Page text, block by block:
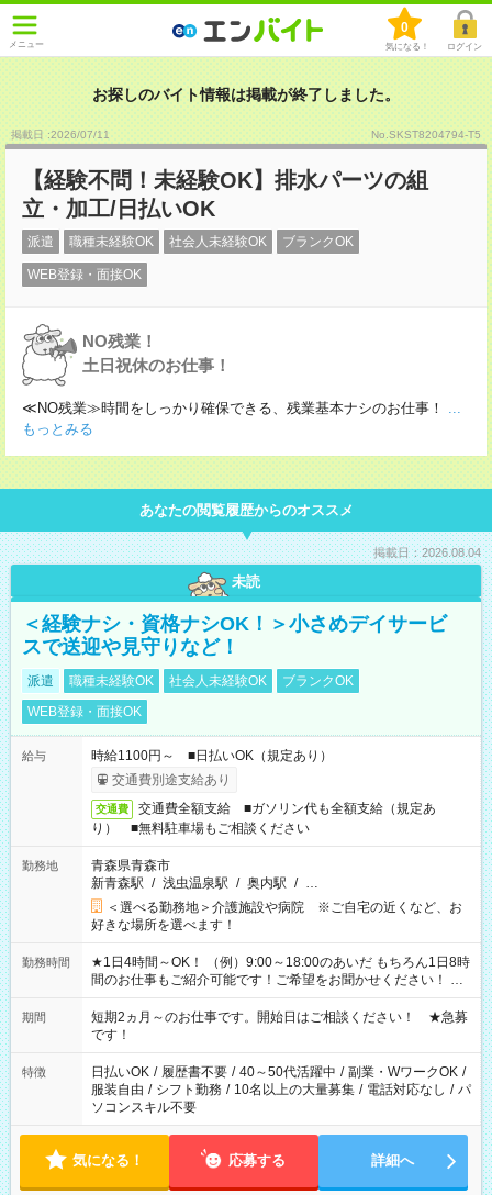
メニュー
0
気になる！ ログイン
お探しのバイト情報は掲載が終了しました。
掲載日 :2026/07/11 No.SKST8204794-T5
【経験不問！未経験OK】排水パーツの組
立・加工/日払いOK
派遣 職種未経験OK 社会人未経験OK ブランクOK
WEB登録・面接OK
NO残業！
土日祝休のお仕事！
≪NO残業≫時間をしっかり確保できる、残業基本ナシのお仕事！
...
もっとみる
あなたの閲覧履歴からのオススメ
掲載日：2026.08.04
未読
＜経験ナシ・資格ナシOK！＞小さめデイサービ
スで送迎や見守りなど！
派遣 職種未経験OK 社会人未経験OK
ブランクOK
WEB登録・面接OK
給与
時給1100円～ ■日払いOK（規定あり）
交通費別途支給あり
交通費
交通費全額支給 ■ガソリン代も全額支給（規定あ
り） ■無料駐車場もご相談ください
勤務地
青森県青森市
新青森駅 / 浅虫温泉駅 / 奥内駅 / …
＜選べる勤務地＞介護施設や病院 ※ご自宅の近くなど、お
好きな場所を選べます！
勤務時間
★1日4時間～OK！ （例）9:00～18:00のあいだ もちろん1日8時
間のお仕事もご紹介可能です！ご希望をお聞かせください！ ★
家庭の都合でお休みが必要な場合も遠慮なくご相談ください。
※週最低15時間以上の勤務が必要です
期間
短期2ヵ月～のお仕事です。開始日はご相談ください！ ★急募
です！
特徴 日払いOK / 履歴書不要 / 40～50代活躍中 / 副業・WワークOK /
服装自由 / シフト勤務 / 10名以上の大量募集 / 電話対応なし / パ
ソコンスキル不要
気になる！ 応募する 詳細へ